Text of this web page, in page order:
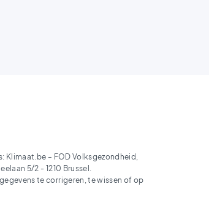
Klimaat.be – FOD Volksgezondheid,
5/2 - 1210 Brussel.
te corrigeren, te wissen of op